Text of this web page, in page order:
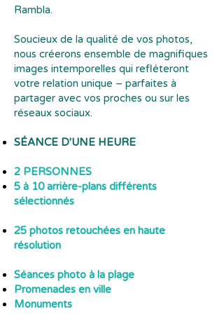
Rambla.
Soucieux de la qualité de vos photos,
nous créerons ensemble de magnifiques
images intemporelles qui refléteront
votre relation unique – parfaites à
partager avec vos proches ou sur les
réseaux sociaux.
SÉANCE D'UNE HEURE
2 PERSONNES
5 à 10 arrière-plans différents
sélectionnés
25 photos retouchées en haute
résolution
Séances photo à la plage
Promenades en ville
Monuments